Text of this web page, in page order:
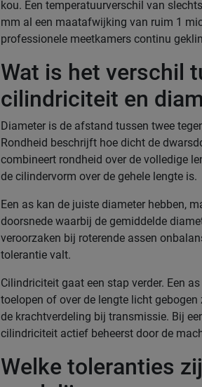
kou. Een temperatuurverschil van
mm al een maatafwijking van ruim 1
professionele meetkamers continu
Wat is het verschil
cilindriciteit en
Diameter is de afstand tussen twee
Rondheid beschrijft hoe dicht de
combineert rondheid over de volledige
de cilindervorm over de gehele lengte is.
Een as kan de juiste diameter hebben,
doorsnede waarbij de gemiddelde
veroorzaken bij roterende assen
tolerantie valt.
Cilindriciteit gaat een stap verder. Een
toelopen of over de lengte licht
de krachtverdeling bij transmissie. Bij
cilindriciteit actief beheerst door de
Welke toleranties